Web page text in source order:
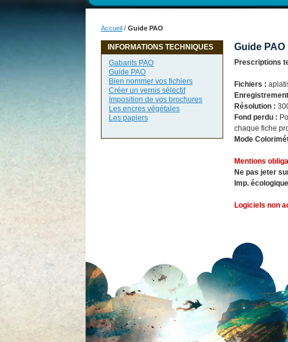
Accueil / Guide PAO
INFORMATIONS TECHNIQUES
Gabarits PAO
Guide PAO
Bien nommer vos fichiers
Créer un vernis sélectif
Imposition de vos brochures
Les encres végétales
Les papiers
Guide PAO
Prescriptions
Fichiers :
Résolution :
Fond perdu :
chaque fiche
Mode
Mentions
Ne pas jeter
Imp.
Logiciels non